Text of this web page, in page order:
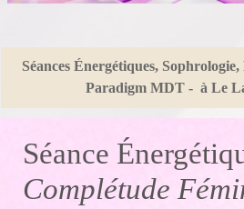
Séances Énergétiques,
Paradigm MDT - à Le
Séance
Complétude